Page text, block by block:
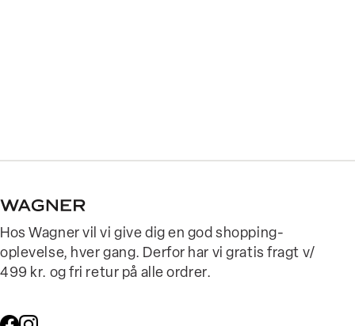
Hos Wagner vil vi give dig en god shopping-
oplevelse, hver gang. Derfor har vi gratis fragt v/
499 kr. og fri retur på alle ordrer.